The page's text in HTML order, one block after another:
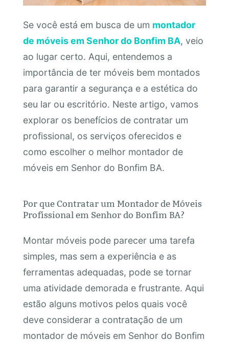
Se você está em busca de um montador
de móveis em Senhor do Bonfim BA, veio
ao lugar certo. Aqui, entendemos a
importância de ter móveis bem montados
para garantir a segurança e a estética do
seu lar ou escritório. Neste artigo, vamos
explorar os benefícios de contratar um
profissional, os serviços oferecidos e
como escolher o melhor montador de
móveis em Senhor do Bonfim BA.
Por que Contratar um Montador de Móveis
Profissional em Senhor do Bonfim BA?
Montar móveis pode parecer uma tarefa
simples, mas sem a experiência e as
ferramentas adequadas, pode se tornar
uma atividade demorada e frustrante. Aqui
estão alguns motivos pelos quais você
deve considerar a contratação de um
montador de móveis em Senhor do Bonfim